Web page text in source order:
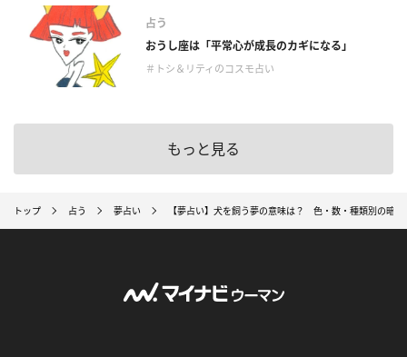
占う
おうし座は「平常心が成長のカギになる」
＃トシ＆リティのコスモ占い
もっと見る
トップ 占う 夢占い 【夢占い】犬を飼う夢の意味は？ 色・数・種類別の暗